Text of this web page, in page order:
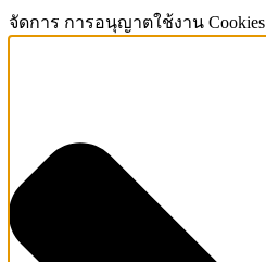
จัดการ การอนุญาตใช้งาน Cookies